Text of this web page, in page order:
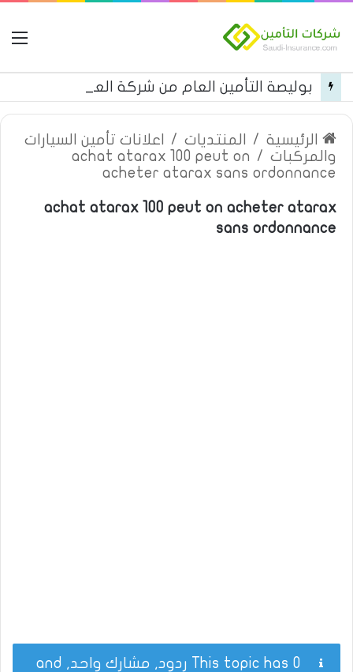
الرئيسية / المنتديات /
اعلانات تأمين السيارات
والمركبات /
achat atarax 100 peut on
acheter atarax sans ordonnance
achat atarax 100 peut on acheter atarax
sans ordonnance
This topic has 0 ردود, مشارك واحد, and